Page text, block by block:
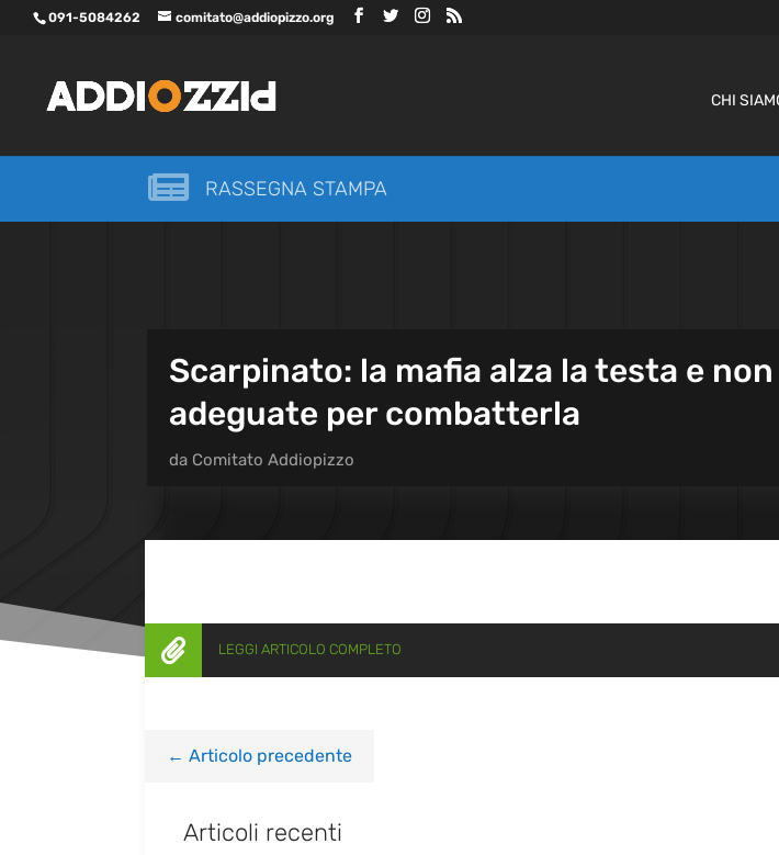
091-5084262 comitato@addiopizzo.org
CHI
 RASSEGNA STAMPA
Scarpinato: la mafia alza la testa e
adeguate per combatterla
da Comitato Addiopizzo
 LEGGI ARTICOLO COMPLETO
← Articolo precedente
Articoli recenti